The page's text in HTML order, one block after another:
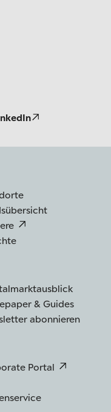
& Guides
abonnieren
Portal